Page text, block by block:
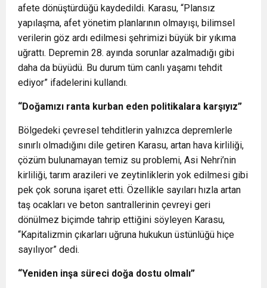
afete dönüştürdüğü kaydedildi. Karasu, “Plansız
yapılaşma, afet yönetim planlarının olmayışı, bilimsel
verilerin göz ardı edilmesi şehrimizi büyük bir yıkıma
uğrattı. Depremin 28. ayında sorunlar azalmadığı gibi
daha da büyüdü. Bu durum tüm canlı yaşamı tehdit
ediyor” ifadelerini kullandı.
“Doğamızı ranta kurban eden politikalara karşıyız”
Bölgedeki çevresel tehditlerin yalnızca depremlerle
sınırlı olmadığını dile getiren Karasu, artan hava kirliliği,
çözüm bulunamayan temiz su problemi, Asi Nehri’nin
kirliliği, tarım arazileri ve zeytinliklerin yok edilmesi gibi
pek çok soruna işaret etti. Özellikle sayıları hızla artan
taş ocakları ve beton santrallerinin çevreyi geri
dönülmez biçimde tahrip ettiğini söyleyen Karasu,
“Kapitalizmin çıkarları uğruna hukukun üstünlüğü hiçe
sayılıyor” dedi.
“Yeniden inşa süreci doğa dostu olmalı”